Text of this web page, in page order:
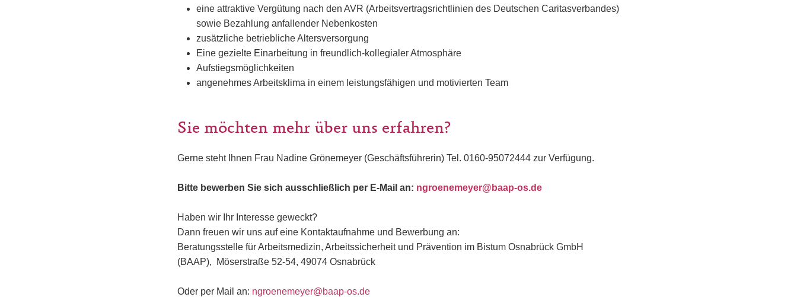
eine attraktive Vergütung nach den AVR (Arbeitsvertragsrichtlinien des Deutschen Caritasverbandes)
sowie Bezahlung anfallender Nebenkosten
zusätzliche betriebliche Altersversorgung
Eine gezielte Einarbeitung in freundlich-kollegialer Atmosphäre
Aufstiegsmöglichkeiten
angenehmes Arbeitsklima in einem leistungsfähigen und motivierten Team
Sie möchten mehr über uns erfahren?
Gerne steht Ihnen Frau Nadine Grönemeyer (Geschäftsführerin) Tel. 0160-95072444 zur Verfügung.
Bitte bewerben Sie sich ausschließlich per E-Mail an: ngroenemeyer@baap-os.de
Haben wir Ihr Interesse geweckt?
Dann freuen wir uns auf eine Kontaktaufnahme und Bewerbung an:
Beratungsstelle für Arbeitsmedizin, Arbeitssicherheit und Prävention im Bistum Osnabrück GmbH
(BAAP), Möserstraße 52-54, 49074 Osnabrück
Oder per Mail an: ngroenemeyer@baap-os.de